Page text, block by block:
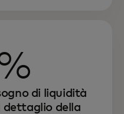
di liquidità
dettaglio della